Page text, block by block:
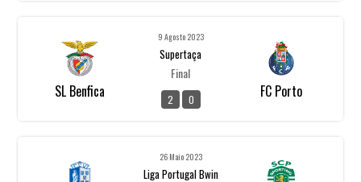
SL Benfica
9 Agosto 2023
Supertaça
Final
2 0 FC Porto
26 Maio 2023
Liga Portugal Bwin